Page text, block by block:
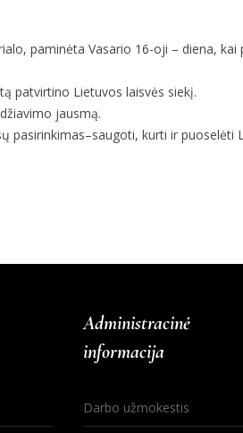
paminėta Vasario 16-oji – diena,
patvirtino Lietuvos laisvės siekį.
jausmą.
pasirinkimas–saugoti, kurti ir puoselėti
Administracinė
informacija
Darbo užmokestis